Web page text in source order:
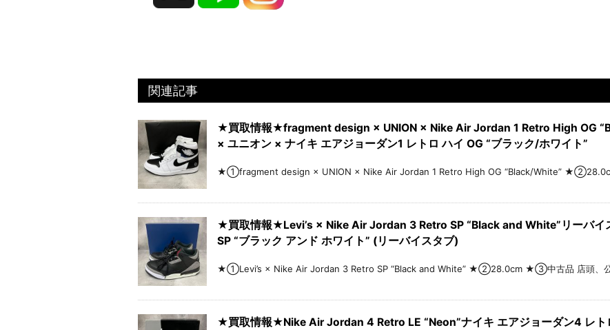
関連記事
★買取情報★fragment design × UNION × Nike Air Jordan 1 Retro High OG
× ユニオン × ナイキ エアジョーダン1 レトロ ハイ OG “ブラック/ホワイト”
★①fragment design × UNION × Nike Air Jordan 1 Retro High OG “Black/White”
★買取情報★Levi’s × Nike Air Jordan 3 Retro SP “Black and White”リーバイ
SP “ブラック アンド ホワイト” (リーバイスタブ)
★①Levi’s × Nike Air Jordan 3 Retro SP “Black and White” ★②28.0cm ★③中古品 店頭、公
★買取情報★Nike Air Jordan 4 Retro LE “Neon”ナイキ エアジョーダン4 レト